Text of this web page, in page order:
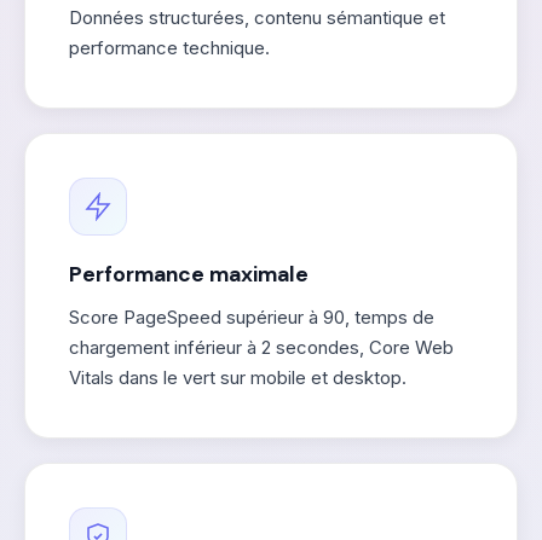
Données structurées, contenu sémantique et
performance technique.
Performance maximale
Score PageSpeed supérieur à 90, temps de
chargement inférieur à 2 secondes, Core Web
Vitals dans le vert sur mobile et desktop.